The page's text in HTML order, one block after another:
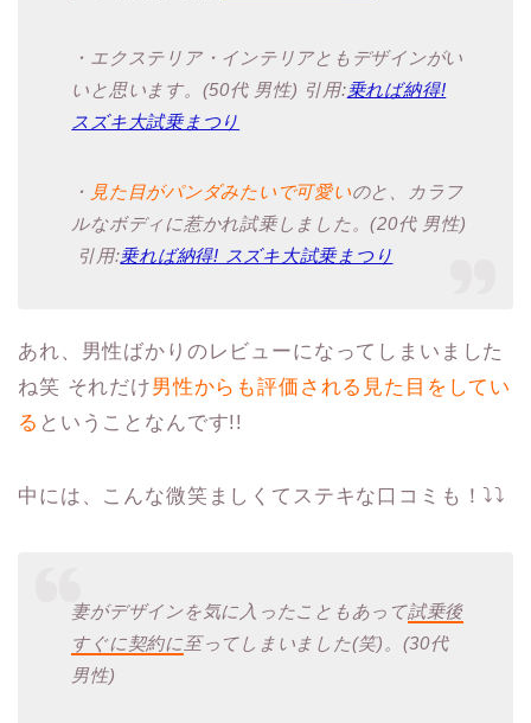
・エクステリア・インテリアともデザインがい
いと思います。(50代 男性) 引用:乗れば納得!
スズキ大試乗まつり
・ 見た目がパンダみたいで可愛いのと、カラフ
ルなボディに惹かれ試乗しました。(20代 男性)
引用:乗れば納得! スズキ大試乗まつり
あれ、男性ばかりのレビューになってしまいました
ね笑 それだけ男性からも評価される見た目をしてい
る ということなんです!!
中には、こんな微笑ましくてステキな口コミも！⤵︎⤵︎
妻がデザインを気に入ったこともあって試乗後
すぐに契約に至ってしまいました(笑)。(30代
男性)